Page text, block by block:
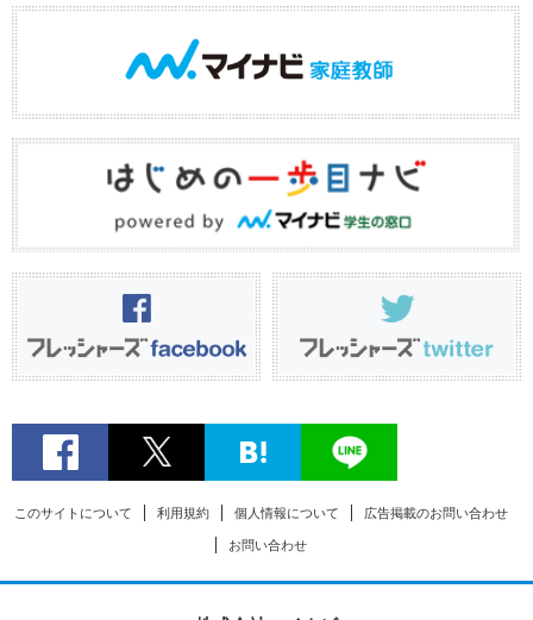
このサイトについて 利用規約 個人情報について 広告掲載のお問い合わせ
お問い合わせ